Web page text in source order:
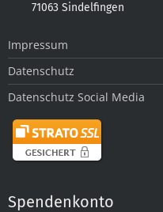
71063 Sindelfingen
Impressum
Datenschutz
Datenschutz Social Media
Spendenkonto